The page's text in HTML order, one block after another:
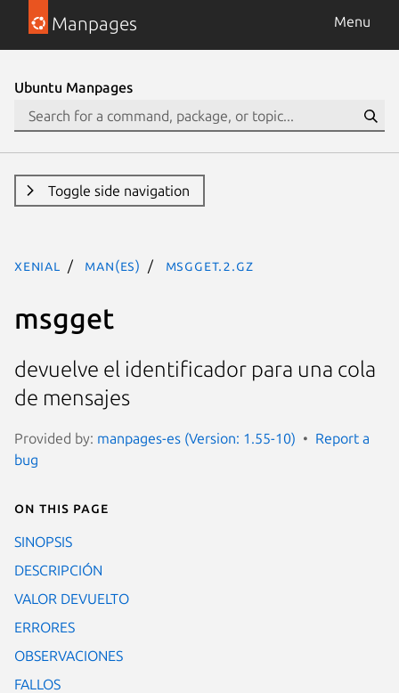
Manpages Menu
Ubuntu Manpages
Toggle side navigation
xenial man(es) msgget.2.gz
msgget
devuelve el identificador para una cola
de mensajes
Provided by: manpages-es (Version: 1.55-10)
Report a
bug
On this page
SINOPSIS
DESCRIPCIÓN
VALOR DEVUELTO
ERRORES
OBSERVACIONES
FALLOS